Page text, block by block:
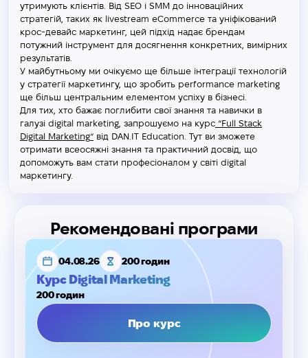
утримують клієнтів. Від SEO і SMM до інноваційних
стратегій, таких як livestream eCommerce та уніфікований
крос-девайс маркетинг, цей підхід надає брендам
потужний інструмент для досягнення конкретних, вимірних
результатів.
У майбутньому ми очікуємо ще більше інтеграції технологій
у стратегії маркетингу, що зробить performance marketing
ще більш центральним елементом успіху в бізнесі.
Для тих, хто бажає поглибити свої знання та навички в
галузі digital marketing, запрошуємо на курс “Full Stack
Digital Marketing“ від DAN.IT Education. Тут ви зможете
отримати всеосяжні знання та практичний досвід, що
допоможуть вам стати професіоналом у світі digital
маркетингу.
Рекомендовані програми
04.08.26 200 годин
Курс Digital Marketing
200 годин
Про курс